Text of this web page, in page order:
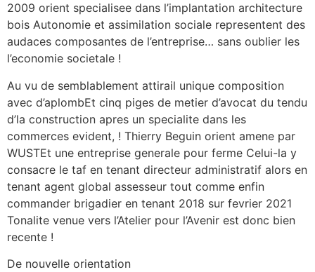
2009 orient specialisee dans l’implantation architecture
bois Autonomie et assimilation sociale representent des
audaces composantes de l’entreprise… sans oublier les
l’economie societale !
Au vu de semblablement attirail unique composition
avec d’aplombEt cinq piges de metier d’avocat du tendu
d’la construction apres un specialite dans les
commerces evident, ! Thierry Beguin orient amene par
WUSTEt une entreprise generale pour ferme Celui-la y
consacre le taf en tenant directeur administratif alors en
tenant agent global assesseur tout comme enfin
commander brigadier en tenant 2018 sur fevrier 2021
Tonalite venue vers l’Atelier pour l’Avenir est donc bien
recente !
De nouvelle orientation